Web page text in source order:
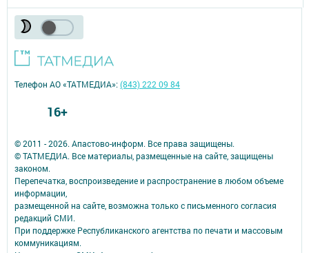
© 2011 - 2026. Апастово-информ. Все права защищены.
© ТАТМЕДИА. Все материалы, размещенные на сайте, защищены
законом.
Перепечатка, воспроизведение и распространение в любом объеме
информации,
размещенной на сайте, возможна только с письменного согласия
редакций СМИ.
При поддержке Республиканского агентства по печати и массовым
коммуникациям.
Телефон АО «ТАТМЕДИА»:(843) 222 09 84
16+